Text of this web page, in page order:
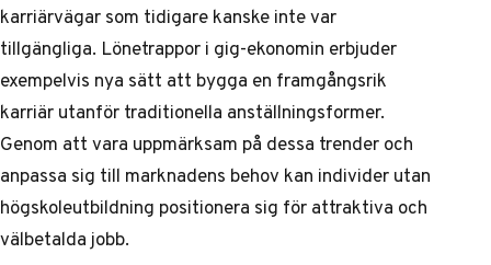
karriärvägar som tidigare kanske inte var
tillgängliga. Lönetrappor i gig-ekonomin erbjuder
exempelvis nya sätt att bygga en framgångsrik
karriär utanför traditionella anställningsformer.
Genom att vara uppmärksam på dessa trender och
anpassa sig till marknadens behov kan individer utan
högskoleutbildning positionera sig för attraktiva och
välbetalda jobb.